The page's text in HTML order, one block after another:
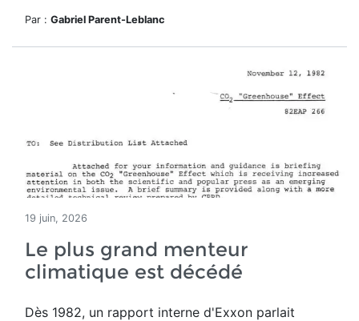
Par : Gabriel Parent-Leblanc
19 juin, 2026
Le plus grand menteur
climatique est décédé
Dès 1982, un rapport interne d'Exxon parlait